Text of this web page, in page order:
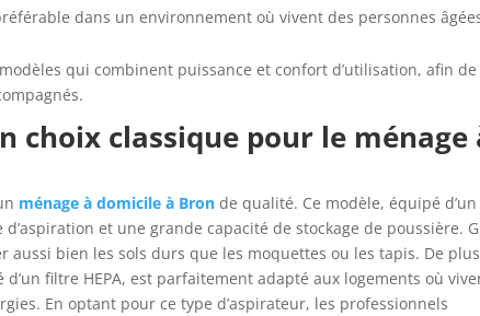
dans un environnement où vivent des personnes
qui combinent puissance et confort d’utilisation, afin de
choix classique pour le ménage
ménage à domicile à Bron de qualité. Ce modèle, équipé d’un
et une grande capacité de stockage de poussière.
aussi bien les sols durs que les moquettes ou les tapis. De
filtre HEPA, est parfaitement adapté aux logements où
En optant pour ce type d’aspirateur, les professionnels